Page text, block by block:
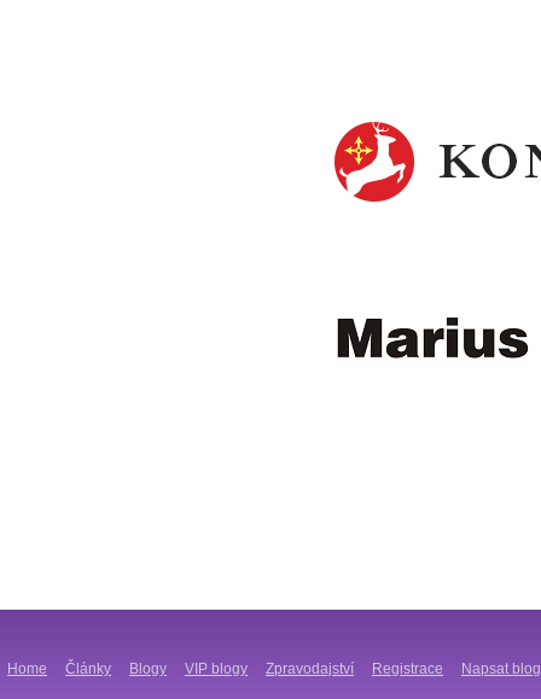
Home Články Blogy VIP blogy Zpravodajství Registrace Napsat blog